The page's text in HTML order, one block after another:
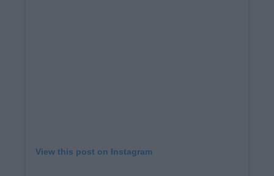
View this post on Instagram